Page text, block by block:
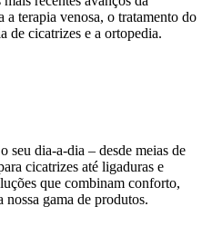
a terapia venosa, o tratamento do
de cicatrizes e a ortopedia.
seu dia-a-dia – desde meias de
cicatrizes até ligaduras e
que combinam conforto,
nossa gama de produtos.